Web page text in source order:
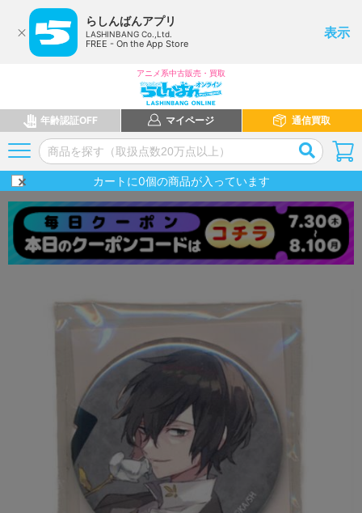
らしんばんアプリ
LASHINBANG Co.,Ltd.
FREE - On the App Store
表示
アニメ系中古販売・買取
年齢認証OFF マイページ 通信買取
カートに0個の商品が入っています